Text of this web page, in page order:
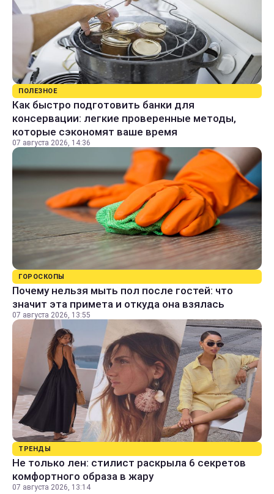
ПОЛЕЗНОЕ
Как быстро подготовить банки для
консервации: легкие проверенные методы,
которые сэкономят ваше время
07 августа 2026, 14:36
ГОРОСКОПЫ
Почему нельзя мыть пол после гостей: что
значит эта примета и откуда она взялась
07 августа 2026, 13:55
ТРЕНДЫ
Не только лен: стилист раскрыла 6 секретов
комфортного образа в жару
07 августа 2026, 13:14